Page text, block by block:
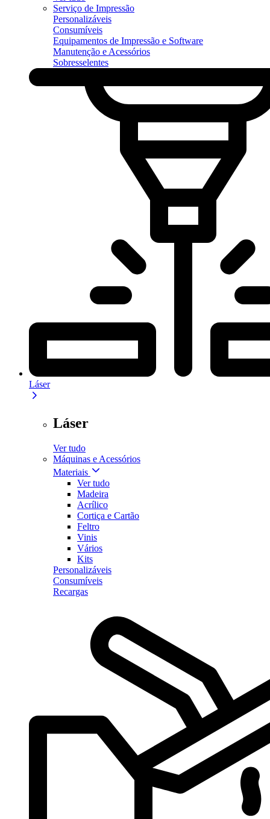
Serviço de Impressão
Personalizáveis
Consumíveis
Equipamentos de Impressão e Software
Manutenção e Acessórios
Sobresselentes
Láser
Láser
Ver tudo
Máquinas e Acessórios
Materiais
Ver tudo
Madeira
Acrílico
Cortiça e Cartão
Feltro
Vinis
Vários
Kits
Personalizáveis
Consumíveis
Recargas